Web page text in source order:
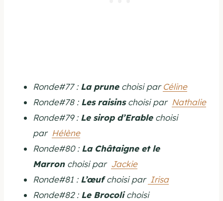
Ronde#77 : La prunechoisi parCéline
Ronde#78 : Les raisinschoisi par Nathalie
Ronde#79 : Le sirop d’Erablechoisi
par Hélène
Ronde#80 : La Châtaigne et le
Marronchoisi par Jackie
Ronde#81 : L’œufchoisi par Irisa
Ronde#82 : Le Brocolichoisi